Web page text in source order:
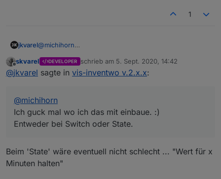
1
jkvarel@michihorn
Entweder bei Switch oder State.
Offline
skvarel DEVELOPER schrieb am 5. Sept. 2020, 14:42
zuletzt editiert von
@jkvarel sagte in vis-inventwo v.2.x.x:
@michihorn
Ich guck mal wo ich das mit einbaue. :)
Entweder bei Switch oder State.
Beim 'State' wäre eventuell nicht schlecht ... "Wert für x
Minuten halten"